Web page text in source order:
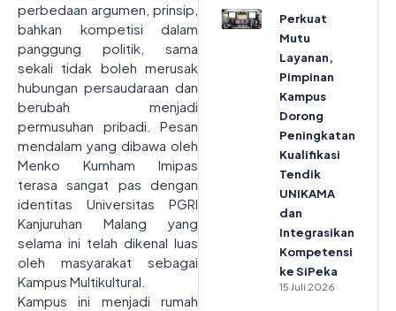
perbedaan argumen, prinsip,
bahkan kompetisi dalam
panggung politik, sama
sekali tidak boleh merusak
hubungan persaudaraan dan
berubah menjadi
permusuhan pribadi. Pesan
mendalam yang dibawa oleh
Menko Kumham Imipas
terasa sangat pas dengan
identitas Universitas PGRI
Kanjuruhan Malang yang
selama ini telah dikenal luas
oleh masyarakat sebagai
Kampus Multikultural.
Kampus ini menjadi rumah
Perkuat
Mutu
Layanan,
Pimpinan
Kampus
Dorong
Peningkatan
Kualifikasi
Tendik
UNIKAMA
dan
Integrasikan
Kompetensi
ke SiPeka
15 Juli 2026